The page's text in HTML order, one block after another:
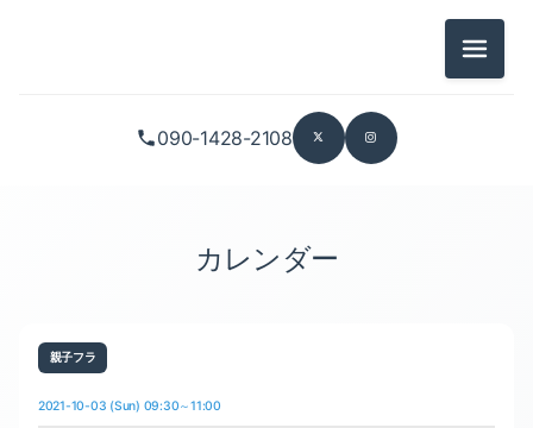
090-1428-2108
メニュ
カレンダー
親子フラ
2021-10-03 (Sun) 09:30～11:00